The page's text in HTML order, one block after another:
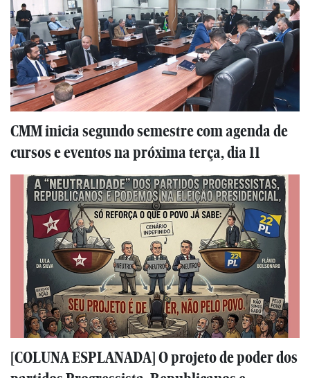
CMM inicia segundo semestre com agenda de
cursos e eventos na próxima terça, dia 11
[COLUNA ESPLANADA] O projeto de poder dos